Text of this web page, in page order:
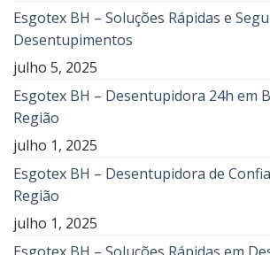
Esgotex BH – Soluções Rápidas e
Desentupimentos
julho 5, 2025
Esgotex BH – Desentupidora 24h em
Região
julho 1, 2025
Esgotex BH – Desentupidora de
Região
julho 1, 2025